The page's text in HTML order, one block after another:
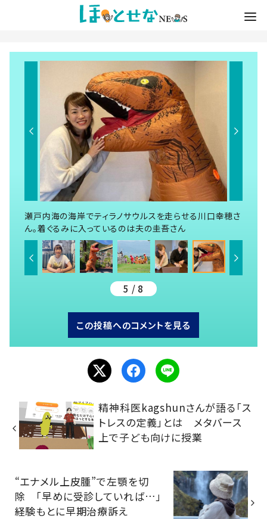
瀬戸内海の海岸でティラノサウルスを走らせる川口幸穂さ
ん。着ぐるみに入っているのは夫の圭吾さん
5 / 8
この投稿へのコメントを見る
精神科医kagshunさんが語る「ス
トレスの定義」とは メタバース
上で子ども向けに授業
“エナメル上皮腫”で左顎を切
除 「早めに受診していれば…」
経験もとに早期治療訴え